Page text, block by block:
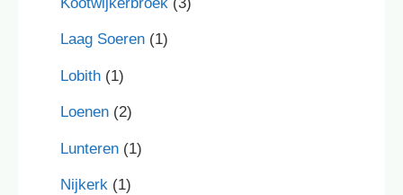
Laag Soeren (1)
Lobith (1)
Loenen (2)
Lunteren (1)
Nijkerk (1)